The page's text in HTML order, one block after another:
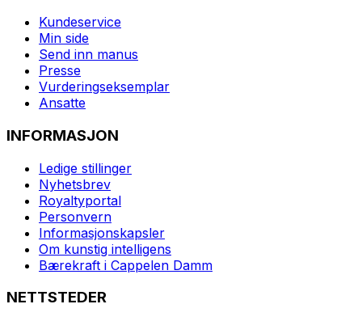
Kundeservice
Min side
Send inn manus
Presse
Vurderingseksemplar
Ansatte
INFORMASJON
Ledige stillinger
Nyhetsbrev
Royaltyportal
Personvern
Informasjonskapsler
Om kunstig intelligens
Bærekraft i Cappelen Damm
NETTSTEDER